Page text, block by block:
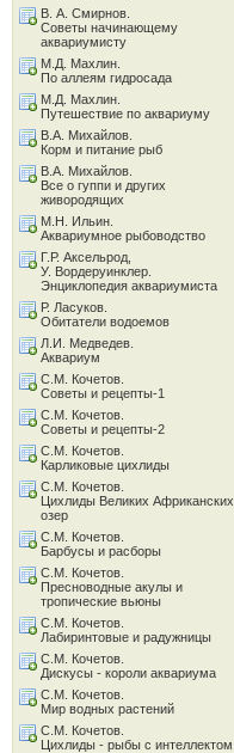
В. А. Смирнов.
Советы начинающему
аквариумисту
М.Д. Махлин.
По аллеям гидросада
М.Д. Махлин.
Путешествие по аквариуму
В.А. Михайлов.
Корм и питание рыб
В.А. Михайлов.
Все о гуппи и других
живородящих
М.Н. Ильин.
Аквариумное рыбоводство
Г.Р. Аксельрод,
У. Вордеруинклер.
Энциклопедия аквариумиста
Р. Ласуков.
Обитатели водоемов
Л.И. Медведев.
Аквариум
С.М. Кочетов.
Советы и рецепты-1
С.М. Кочетов.
Советы и рецепты-2
С.М. Кочетов.
Карликовые цихлиды
С.М. Кочетов.
Цихлиды Великих Африканских
озер
С.М. Кочетов.
Барбусы и расборы
С.М. Кочетов.
Пресноводные акулы и
тропические вьюны
С.М. Кочетов.
Лабиринтовые и радужницы
С.М. Кочетов.
Дискусы - короли аквариума
С.М. Кочетов.
Мир водных растений
С.М. Кочетов.
Цихлиды - рыбы с интеллектом